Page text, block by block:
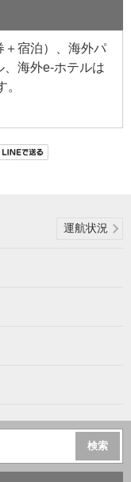
＋宿泊）、海外パ
、海外e-ホテルは
運航状況